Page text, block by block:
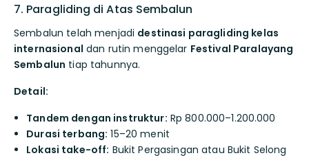
7. Paragliding di Atas Sembalun
Sembalun telah menjadi destinasi paragliding kelas
internasional dan rutin menggelar Festival Paralayang
Sembalun tiap tahunnya.
Detail:
Tandem dengan instruktur: Rp 800.000–1.200.000
Durasi terbang: 15–20 menit
Lokasi take-off: Bukit Pergasingan atau Bukit Selong